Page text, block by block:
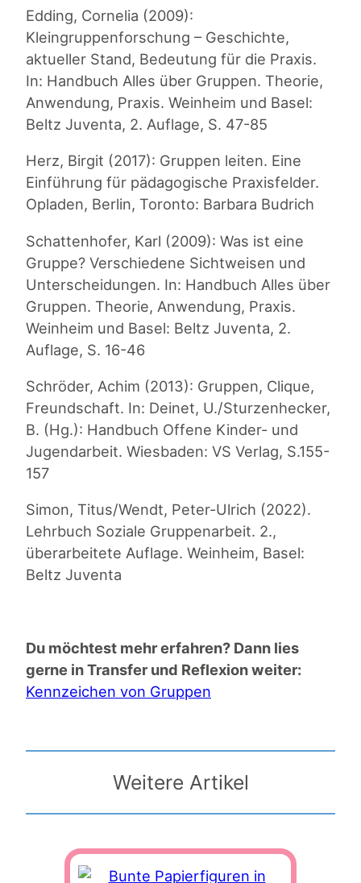
Edding, Cornelia (2009):
Kleingruppenforschung – Geschichte,
aktueller Stand, Bedeutung für die Praxis.
In: Handbuch Alles über Gruppen. Theorie,
Anwendung, Praxis. Weinheim und Basel:
Beltz Juventa, 2. Auflage, S. 47-85
Herz, Birgit (2017): Gruppen leiten. Eine
Einführung für pädagogische Praxisfelder.
Opladen, Berlin, Toronto: Barbara Budrich
Schattenhofer, Karl (2009): Was ist eine
Gruppe? Verschiedene Sichtweisen und
Unterscheidungen. In: Handbuch Alles über
Gruppen. Theorie, Anwendung, Praxis.
Weinheim und Basel: Beltz Juventa, 2.
Auflage, S. 16-46
Schröder, Achim (2013): Gruppen, Clique,
Freundschaft. In: Deinet, U./Sturzenhecker,
B. (Hg.): Handbuch Offene Kinder- und
Jugendarbeit. Wiesbaden: VS Verlag, S.155-
157
Simon, Titus/Wendt, Peter-Ulrich (2022).
Lehrbuch Soziale Gruppenarbeit. 2.,
überarbeitete Auflage. Weinheim, Basel:
Beltz Juventa
Du möchtest mehr erfahren? Dann lies
gerne in Transfer und Reflexion weiter:
Kennzeichen von Gruppen
Weitere Artikel